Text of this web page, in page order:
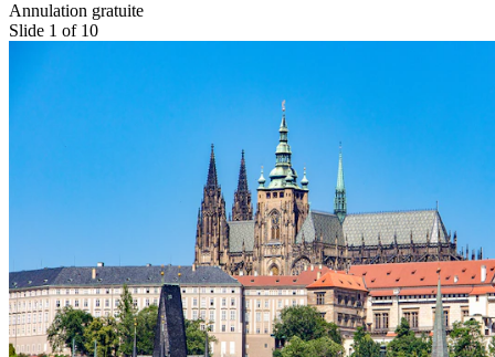
Annulation gratuite
Slide 1 of 10